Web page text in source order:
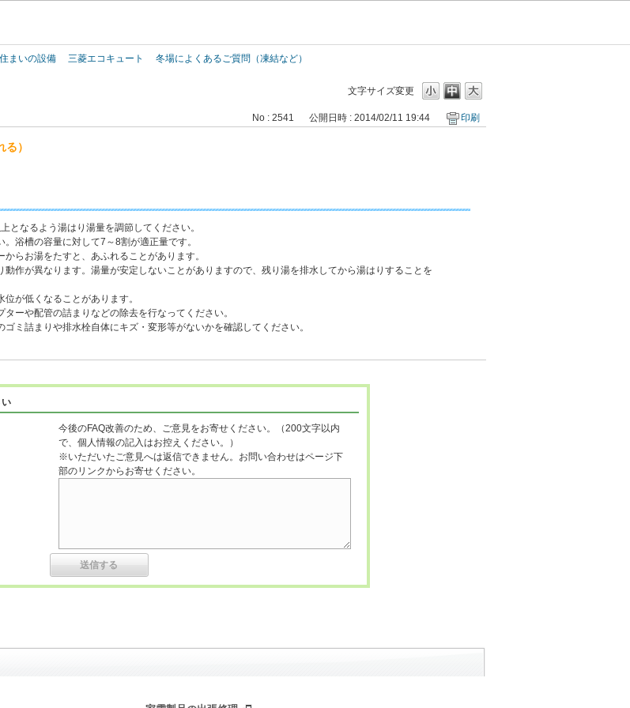
住まいの設備 三菱エコキュート
冬場によくあるご質問（凍結など）
文字サイズ変更
No : 2541 公開日時 : 2014/02/11 19:44 印刷
）
となるよう湯はり湯量を調節してください。
浴槽の容量に対して7～8割が適正量です。
らお湯をたすと、あふれることがあります。
作が異なります。湯量が安定しないことがありますので、残り湯を排水してから湯はりすることを
が低くなることがあります。
ーや配管の詰まりなどの除去を行なってください。
ミ詰まりや排水栓自体にキズ・変形等がないかを確認してください。
今後のFAQ改善のため、ご意見をお寄せください。（200文字以内
で、個人情報の記入はお控えください。）
※いただいたご意見へは返信できません。お問い合わせはページ下
部のリンクからお寄せください。